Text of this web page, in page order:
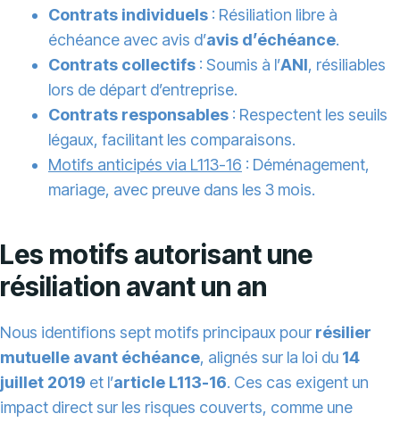
Contrats individuels : Résiliation libre à
échéance avec avis d’avis d’échéance.
Contrats collectifs : Soumis à l’ANI, résiliables
lors de départ d’entreprise.
Contrats responsables : Respectent les seuils
légaux, facilitant les comparaisons.
Motifs anticipés via L113-16 : Déménagement,
mariage, avec preuve dans les 3 mois.
Les motifs autorisant une
résiliation avant un an
Nous identifions sept motifs principaux pour résilier
mutuelle avant échéance, alignés sur la loi du 14
juillet 2019 et l’article L113-16. Ces cas exigent un
impact direct sur les risques couverts, comme une